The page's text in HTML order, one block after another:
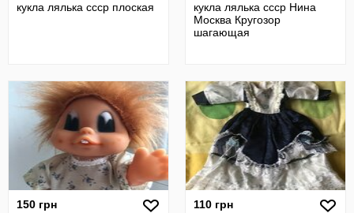
кукла лялька ссср плоская
кукла лялька ссср Нина
Москва Кругозор
шагающая
150 грн
110 грн